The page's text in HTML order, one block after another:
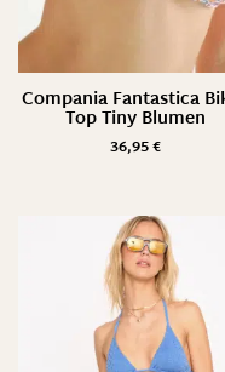
Compania Fantastica
Top Tiny Blumen
36,95€